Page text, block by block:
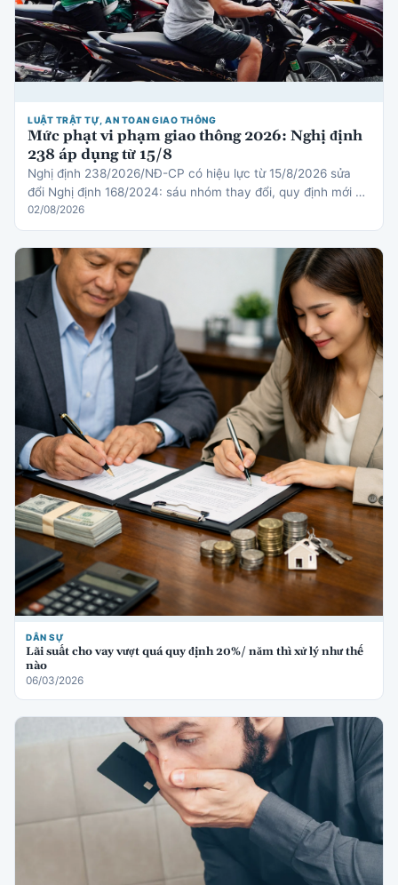
LUẬT TRẬT TỰ, AN TOAN GIAO THÔNG
Mức phạt vi phạm giao thông 2026: Nghị định
238 áp dụng từ 15/8
Nghị định 238/2026/NĐ-CP có hiệu lực từ 15/8/2026 sửa
đổi Nghị định 168/2024: sáu nhóm thay đổi, quy định mới về
thiết bị an toàn cho trẻ em, cơ chế trừ điểm gi…
02/08/2026
DÂN SỰ
Lãi suất cho vay vượt quá quy định 20%/ năm thì xử lý như thế
nào
06/03/2026